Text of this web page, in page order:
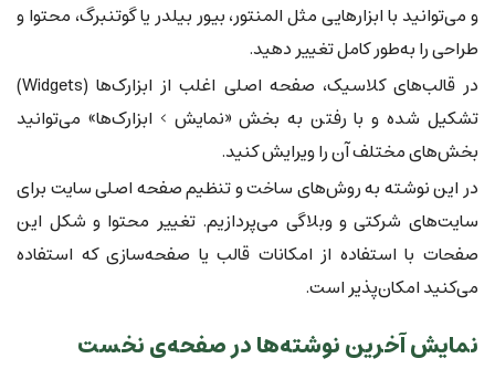
و می‌توانید با ابزارهایی مثل المنتور، بیور بیلدر یا گوتنبرگ، محتوا و
طراحی را به‌طور کامل تغییر دهید.
در قالب‌های کلاسیک، صفحه اصلی اغلب از ابزارک‌ها (Widgets)
تشکیل شده و با رفتن به بخش «نمایش > ابزارک‌ها» می‌توانید
بخش‌های مختلف آن را ویرایش کنید.
در این نوشته به روش‌های ساخت و تنظیم صفحه اصلی سایت برای
سایت‌های شرکتی و وبلاگی می‌پردازیم. تغییر محتوا و شکل این
صفحات با استفاده از امکانات قالب یا صفحه‌سازی که استفاده
می‌کنید امکان‌پذیر است.
نمایش آخرین نوشته‌ها در صفحه‌ی نخست